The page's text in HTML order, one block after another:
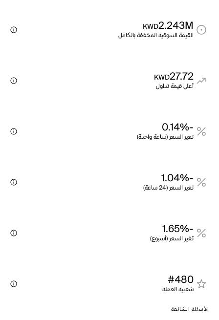
2.243M
KWD
القيمة السوقية المخففة بالكامل
27.72
KWD
أعلى قيمة تداول
-0.14%
تغير السعر (ساعة واحدة)
-1.04%
تغير السعر (24 ساعة)
-1.65%
تغير السعر (أسبوع)
#480
شعبية العملة
الأسئلة الشائعة